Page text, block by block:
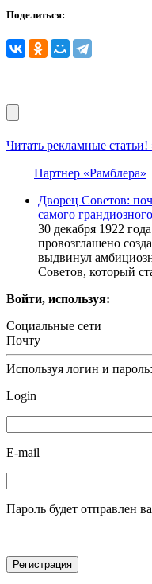
Поделиться:
Читать рекламные статьи!
Партнер «Рамблера»
Дворец Советов:
самого
30 декабря 1922
провозглашено
выдвинул
Советов, который
Войти, используя:
Социальные сети
Почту
Используя логин и пароль:
Login
E-mail
Пароль будет отправлен